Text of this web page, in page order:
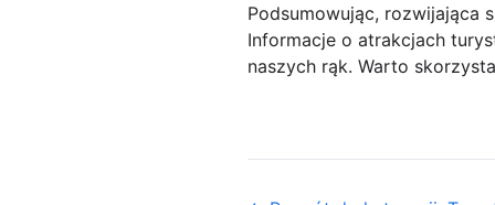
Podsumowując, rozwijająca
Informacje o atrakcjach
naszych rąk. Warto